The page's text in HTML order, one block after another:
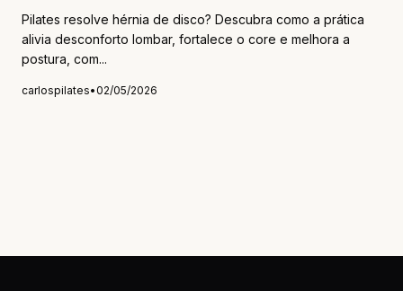
Pilates resolve hérnia de disco? Descubra como a prática
alivia desconforto lombar, fortalece o core e melhora a
postura, com...
carlospilates•02/05/2026